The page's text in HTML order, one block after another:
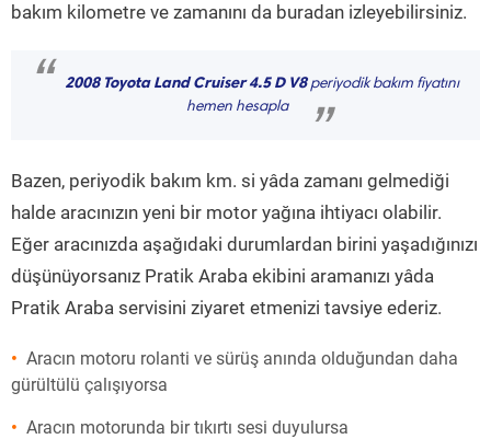
bakım kilometre ve zamanını da buradan izleyebilirsiniz.
“ 2008 Toyota Land Cruiser 4.5 D V8periyodik bakım fiyatını
hemen hesapla
”
Bazen, periyodik bakım km. si yâda zamanı gelmediği
halde aracınızın yeni bir motor yağına ihtiyacı olabilir.
Eğer aracınızda aşağıdaki durumlardan birini yaşadığınızı
düşünüyorsanız Pratik Araba ekibini aramanızı yâda
Pratik Araba servisini ziyaret etmenizi tavsiye ederiz.
Aracın motoru rolanti ve sürüş anında olduğundan daha
gürültülü çalışıyorsa
Aracın motorunda bir tıkırtı sesi duyulursa